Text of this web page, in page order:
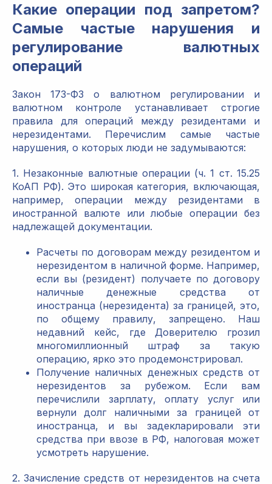
Какие операции под запретом?
Самые частые нарушения и
регулирование валютных
операций
Закон 173-ФЗ о валютном регулировании и
валютном контроле устанавливает строгие
правила для операций между резидентами и
нерезидентами. Перечислим самые частые
нарушения, о которых люди не задумываются:
1. Незаконные валютные операции (ч. 1 ст. 15.25
КоАП РФ). Это широкая категория, включающая,
например, операции между резидентами в
иностранной валюте или любые операции без
надлежащей документации.
Расчеты по договорам между резидентом и
нерезидентом в наличной форме. Например,
если вы (резидент) получаете по договору
наличные денежные средства от
иностранца (нерезидента) за границей, это,
по общему правилу, запрещено. Наш
недавний кейс, где Доверителю грозил
многомиллионный штраф за такую
операцию, ярко это продемонстрировал.
Получение наличных денежных средств от
нерезидентов за рубежом. Если вам
перечислили зарплату, оплату услуг или
вернули долг наличными за границей от
иностранца, и вы задекларировали эти
средства при ввозе в РФ, налоговая может
усмотреть нарушение.
2. Зачисление средств от нерезидентов на счета